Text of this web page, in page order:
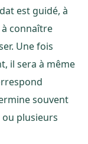
est guidé, à
connaître
Une fois
il sera à même
souvent
plusieurs